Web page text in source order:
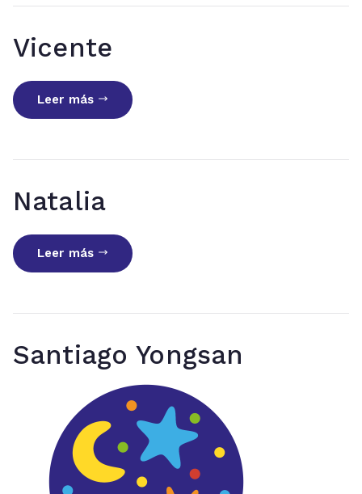
Vicente
Leer más
Natalia
Leer más
Santiago Yongsan